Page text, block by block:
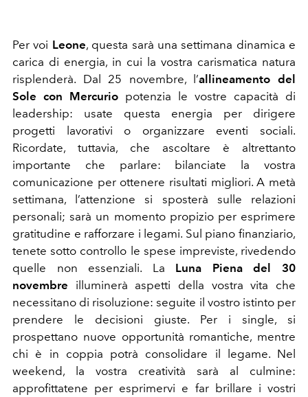
Per voi Leone, questa sarà una settimana dinamica e
carica di energia, in cui la vostra carismatica natura
risplenderà. Dal 25 novembre, l’allineamento del
Sole con Mercurio potenzia le vostre capacità di
leadership: usate questa energia per dirigere
progetti lavorativi o organizzare eventi sociali.
Ricordate, tuttavia, che ascoltare è altrettanto
importante che parlare: bilanciate la vostra
comunicazione per ottenere risultati migliori. A metà
settimana, l’attenzione si sposterà sulle relazioni
personali; sarà un momento propizio per esprimere
gratitudine e rafforzare i legami. Sul piano finanziario,
tenete sotto controllo le spese impreviste, rivedendo
quelle non essenziali. La Luna Piena del 30
novembre illuminerà aspetti della vostra vita che
necessitano di risoluzione: seguite il vostro istinto per
prendere le decisioni giuste. Per i single, si
prospettano nuove opportunità romantiche, mentre
chi è in coppia potrà consolidare il legame. Nel
weekend, la vostra creatività sarà al culmine:
approfittatene per esprimervi e far brillare i vostri